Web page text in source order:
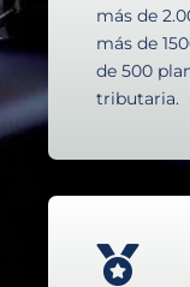
más de
más de
de 500
tributaria.